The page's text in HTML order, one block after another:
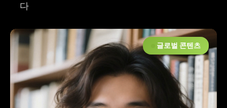
다
글로벌 콘텐츠